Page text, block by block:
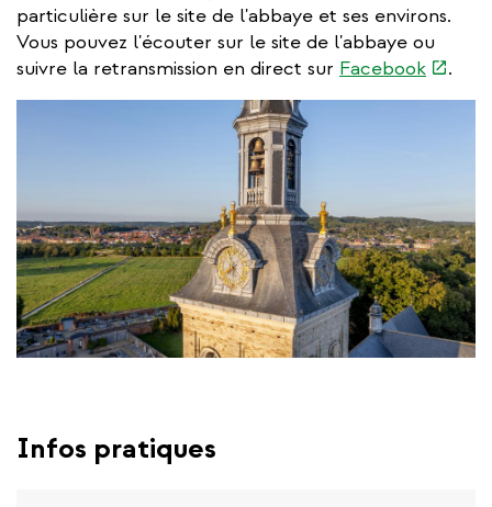
particulière sur le site de l'abbaye et ses environs.
Vous pouvez l'écouter sur le site de l'abbaye ou
suivre la retransmission en direct sur Facebook(link
is
.
Infos pratiques